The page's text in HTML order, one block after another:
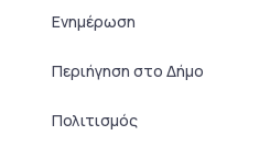
Ενημέρωση
Περιήγηση στο Δήμο
Πολιτισμός